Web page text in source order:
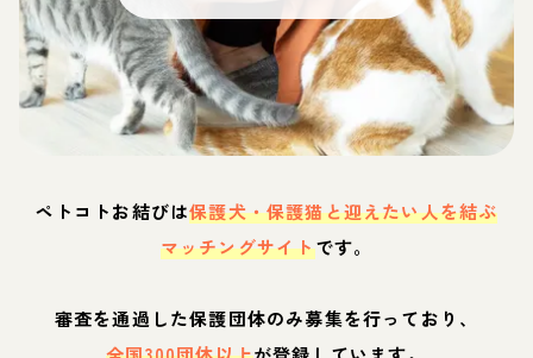
ペトコトお結びは保護犬・保護猫と迎えたい人を結ぶ
マッチングサイトです。
審査を通過した保護団体のみ募集を行っており、